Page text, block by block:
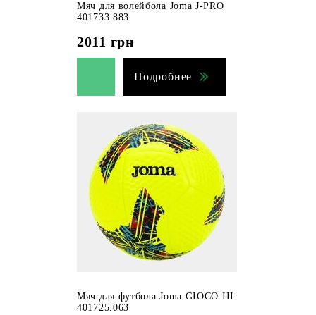
Мяч для волейбола Joma J-PRO
401733.883
2011 грн
Подробнее
Мяч для футбола Joma GIOCO III
401725.063